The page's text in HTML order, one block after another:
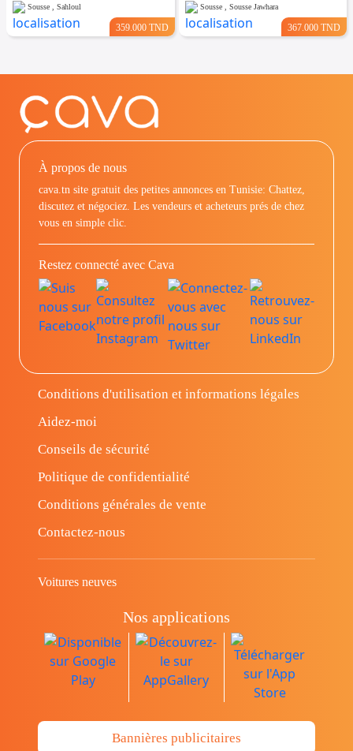
Sousse , Sahloul
359.000 TND
Sousse , Sousse Jawhara
367.000 TND
À propos de nous
cava.tn site gratuit des petites annonces en Tunisie: Chattez,
discutez et négociez. Les vendeurs et acheteurs prés de chez
vous en simple clic.
Restez connecté avec Cava
Conditions d'utilisation et informations légales
Aidez-moi
Conseils de sécurité
Politique de confidentialité
Conditions générales de vente
Contactez-nous
Voitures neuves
Nos applications
Bannières publicitaires